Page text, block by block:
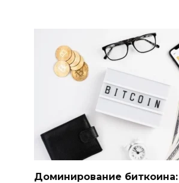
Доминирование биткоина: